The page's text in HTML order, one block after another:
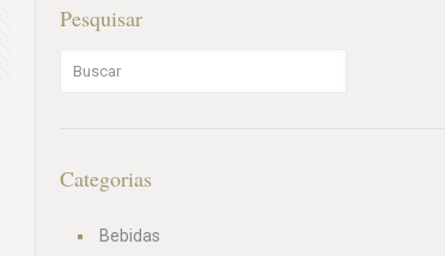
Pesquisar
Categorias
Bebidas